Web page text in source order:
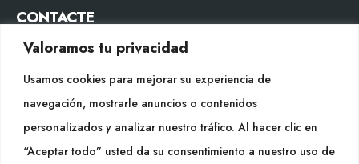
Valoramos tu privacidad
Usamos cookies para mejorar su experiencia de
navegación, mostrarle anuncios o contenidos
personalizados y analizar nuestro tráfico. Al hacer clic en
“Aceptar todo” usted da su consentimiento a nuestro uso de
CONTACTE
Tel. +34 977053013
SEGUEIX-NOS